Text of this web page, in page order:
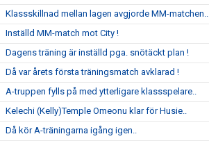
Klassskillnad mellan lagen avgjorde MM-matchen..
Inställd MM-match mot City !
Dagens träning är inställd pga. snötäckt plan !
Då var årets första träningsmatch avklarad !
A-truppen fylls på med ytterligare klassspelare..
Kelechi (Kelly)Temple Omeonu klar för Husie..
Då kör A-träningarna igång igen..